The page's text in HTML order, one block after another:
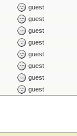
guest
guest
guest
guest
guest
guest
guest
guest